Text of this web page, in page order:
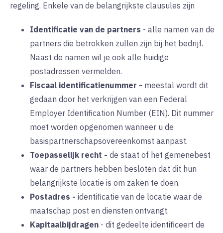
regeling. Enkele van de belangrijkste clausules zijn
Identificatie van de partners - alle namen van de
partners die betrokken zullen zijn bij het bedrijf.
Naast de namen wil je ook alle huidige
postadressen vermelden.
Fiscaal identificatienummer - meestal wordt dit
gedaan door het verkrijgen van een Federal
Employer Identification Number (EIN). Dit nummer
moet worden opgenomen wanneer u de
basispartnerschapsovereenkomst aanpast.
Toepasselijk recht - de staat of het gemenebest
waar de partners hebben besloten dat dit hun
belangrijkste locatie is om zaken te doen.
Postadres - identificatie van de locatie waar de
maatschap post en diensten ontvangt.
Kapitaalbijdragen - dit gedeelte identificeert de